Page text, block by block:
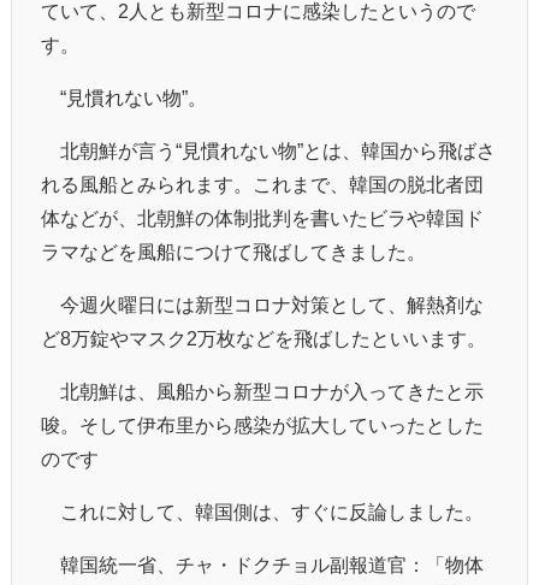
ていて、2人とも新型コロナに感染したというので
す。
“見慣れない物”。
北朝鮮が言う“見慣れない物”とは、韓国から飛ばさ
れる風船とみられます。これまで、韓国の脱北者団
体などが、北朝鮮の体制批判を書いたビラや韓国ド
ラマなどを風船につけて飛ばしてきました。
今週火曜日には新型コロナ対策として、解熱剤な
ど8万錠やマスク2万枚などを飛ばしたといいます。
北朝鮮は、風船から新型コロナが入ってきたと示
唆。そして伊布里から感染が拡大していったとした
のです
これに対して、韓国側は、すぐに反論しました。
韓国統一省、チャ・ドクチョル副報道官：「物体